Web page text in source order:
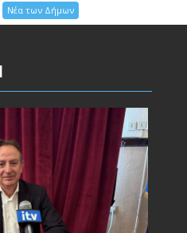
Νέα των Δήμων